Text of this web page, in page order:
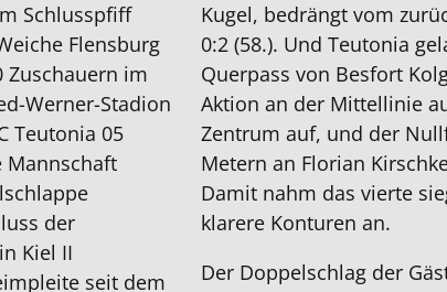
Schlusspfiff
Flensburg
Zuschauern im
Werner-Stadion
Teutonia 05
Mannschaft
der
Kiel II
seit dem
Kugel, bedrängt vom
0:2 (58.). Und Teutonia
Querpass von Besfort
Aktion an der Mittellinie
Zentrum auf, und der
Metern an Florian
Damit nahm das vierte
klarere Konturen an.
Der Doppelschlag der